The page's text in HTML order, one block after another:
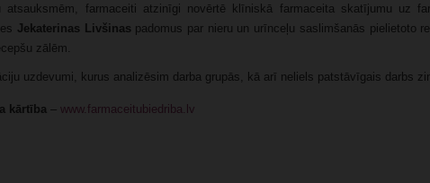
atsauksmēm, farmaceiti atzinīgi novērtē klīniskā farmaceita skatījumu uz
Jekaterinas Livšinas padomus par nieru un urīnceļu saslimšanās pielietoto
zālēm.
uzdevumi, kurus analizēsim darba grupās, kā arī neliels patstāvīgais darbs
kārtība – www.farmaceitubiedriba.lv